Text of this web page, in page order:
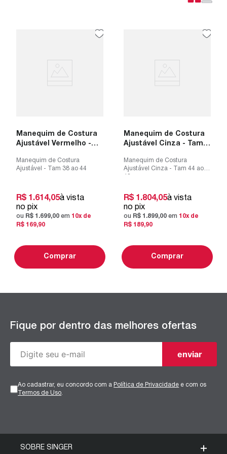
Manequim de Costura
Ajustável Vermelho -
Manequim de Costura
Ajustável - Tam 38 ao 44
R$ 1 .614,05à vista
no pix
ou R$ 1 .699,00 em 10x de
R$ 169,90
Comprar
Manequim de Costura
Ajustável Cinza - Tam
Manequim de Costura
Ajustável Cinza - Tam 44 ao
R$ 1 .804,05à vista
no pix
ou R$ 1 .899,00 em 10x de
R$ 189,90
Comprar
Fique por dentro das melhores ofertas
enviar
Ao cadastrar, eu concordo com a Política de Privacidade e com os
Termos de Uso
SOBRE SINGER